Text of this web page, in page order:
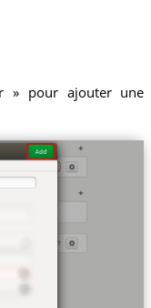
» pour ajouter une